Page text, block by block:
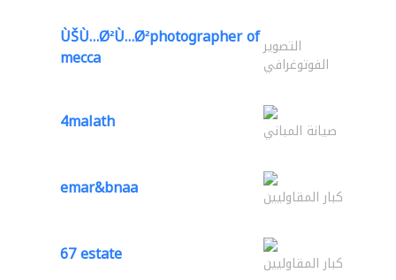
ÙŠÙ…Ø²Ù…Ø²photographer of
mecca التصوير
الفوتوغرافي
4malath صيانة المباني
emar&bnaa كبار المقاوليين
67 estate كبار المقاوليين